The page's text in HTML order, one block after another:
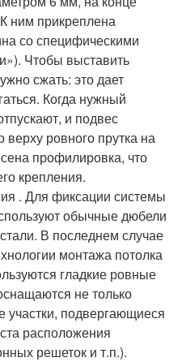
ним прикреплена
со специфическими
Чтобы выставить
сжать: это дает
Когда нужный
и подвес
ровного прутка на
профилировка, что
крепления.
. Для фиксации системы
обычные дюбели
В последнем случае
монтажа потолка
гладкие ровные
не только
участки, подвергающиеся
расположения
решеток и т.п.).